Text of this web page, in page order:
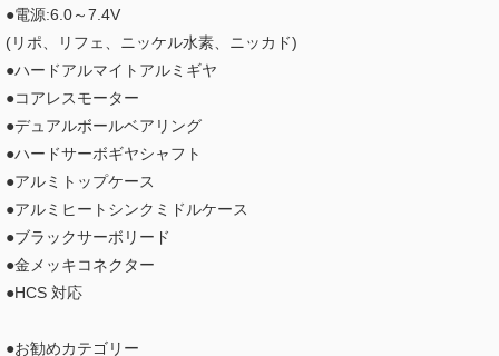
●電源:6.0～7.4V
(リポ、リフェ、ニッケル水素、ニッカド)
●ハードアルマイトアルミギヤ
●コアレスモーター
●デュアルボールベアリング
●ハードサーボギヤシャフト
●アルミトップケース
●アルミヒートシンクミドルケース
●ブラックサーボリード
●金メッキコネクター
●HCS 対応
●お勧めカテゴリー